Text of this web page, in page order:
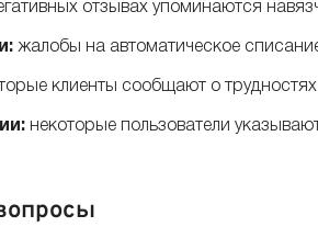
отзывах упоминаются
жалобы на автоматическое
клиенты сообщают о
некоторые пользователи